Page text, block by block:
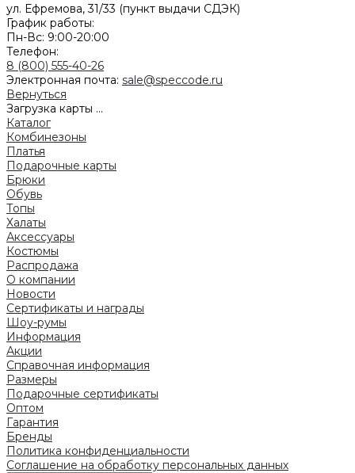
ул. Ефремова, 31/33 (пункт выдачи СДЭК)
График работы:
Пн-Вс: 9:00-20:00
Телефон:
8 (800) 555-40-26
Электронная почта: sale@speccode.ru
Вернуться
Загрузка карты ...
Каталог
Комбинезоны
Платья
Подарочные карты
Брюки
Обувь
Топы
Халаты
Аксессуары
Костюмы
Распродажа
О компании
Новости
Сертификаты и награды
Шоу-румы
Информация
Акции
Справочная информация
Размеры
Подарочные сертификаты
Оптом
Гарантия
Бренды
Политика конфиденциальности
Соглашение на обработку персональных данных